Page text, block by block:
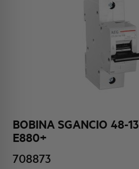
BOBINA SGANCIO 48-
E880+
708873
IDENTITÀ AZIENDALE
ATTIVITÀ E MERCATI